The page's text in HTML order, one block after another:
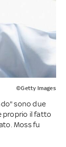
©Getty Images
sono due
proprio il fatto
Moss fu